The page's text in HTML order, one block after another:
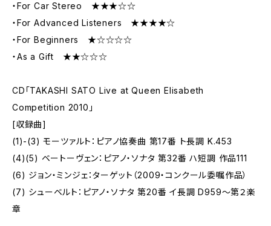
・For Car Stereo ★★★☆☆
・For Advanced Listeners ★★★★☆
・For Beginners ★☆☆☆☆
・As a Gift ★★☆☆☆
CD「TAKASHI SATO Live at Queen Elisabeth
Competition 2010」
[収録曲]
(1)-(3) モーツァルト：ピアノ協奏曲 第17番 ト長調 K.453
(4)(5) ベートーヴェン：ピアノ・ソナタ 第32番 ハ短調 作品111
(6) ジョン・ミンジェ：ターゲット（2009・コンクール委嘱作品）
(7) シューベルト：ピアノ・ソナタ 第20番 イ長調 D959～第２楽
章